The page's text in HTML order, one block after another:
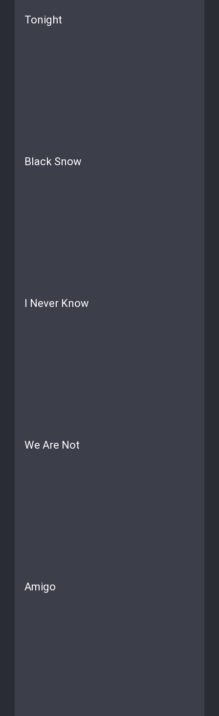
Tonight
Black Snow
I Never Know
We Are Not
Amigo